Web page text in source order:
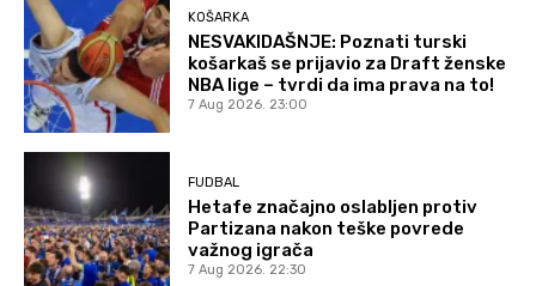
KOŠARKA
NESVAKIDAŠNJE: Poznati turski
košarkaš se prijavio za Draft ženske
NBA lige – tvrdi da ima prava na to!
7 Aug 2026. 23:00
FUDBAL
Hetafe značajno oslabljen protiv
Partizana nakon teške povrede
važnog igrača
7 Aug 2026. 22:30